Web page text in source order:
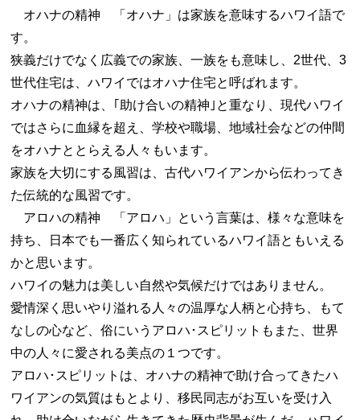
オハナの精神 「オハナ」は家族を意味するハワイ語で
す。
狭義だけでなく広義での家族、一族をも意味し、2世代、3
世代住宅は、ハワイではオハナ住宅と呼ばれます。
オハナの精神は、｢助け合いの精神｣と重なり、現代ハワイ
ではさらに血縁を超え、学校や職場、地域社会などの仲間
をオハナととらえる人々もいます。
家族を大切にする風習は、古代ハワイアンから伝わってき
た伝統的な風習です。
アロハの精神 「アロハ」という言葉は、様々な意味を
持ち、日本でも一番広く知られているハワイ語ともいえる
かと思います。
ハワイの魅力は美しい自然や気候だけではありません。
愛情深く思いやり溢れる人々の温厚な人柄と心持ち、もて
なしの心など、俗にいうアロハ･スピリットもまた、世界
中の人々に愛される美点の１つです。
アロハ･スピリットは、オハナの精神で助け合ってきたハ
ワイアンの気質はもとより、移民同志がお互いを受け入